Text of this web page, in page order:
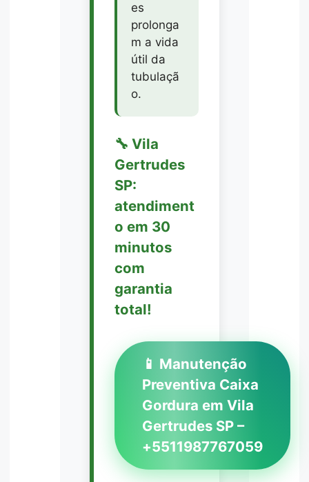
es
prolonga
m a vida
útil da
tubulaçã
o.
🔧 Vila
Gertrudes
SP:
atendiment
o em 30
minutos
com
garantia
total!
📱 Manutenção
Preventiva Caixa
Gordura em Vila
Gertrudes SP –
+5511987767059